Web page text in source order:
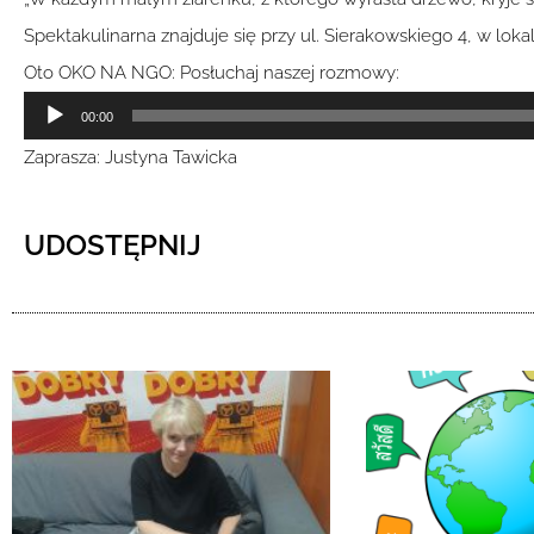
Spektakulinarna znajduje się przy ul. Sierakowskiego 4, w
Oto OKO NA NGO: Posłuchaj naszej rozmowy:
Odtwarzacz
plików
00:00
Zaprasza: Justyna Tawicka
UDOSTĘPNIJ